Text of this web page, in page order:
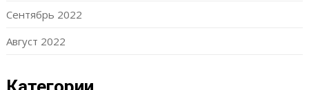
Сентябрь 2022
Август 2022